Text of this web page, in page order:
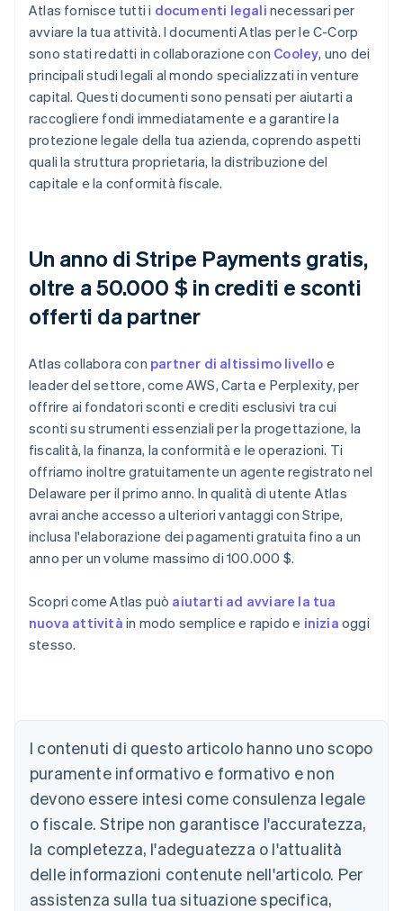
Atlas fornisce tutti i documenti legali necessari per
avviare la tua attività. I documenti Atlas per le C-Corp
sono stati redatti in collaborazione con Cooley, uno dei
principali studi legali al mondo specializzati in venture
capital. Questi documenti sono pensati per aiutarti a
raccogliere fondi immediatamente e a garantire la
protezione legale della tua azienda, coprendo aspetti
quali la struttura proprietaria, la distribuzione del
capitale e la conformità fiscale.
Un anno di Stripe Payments gratis,
oltre a 50.000 $ in crediti e sconti
offerti da partner
Atlas collabora con partner di altissimo livello e
leader del settore, come AWS, Carta e Perplexity, per
offrire ai fondatori sconti e crediti esclusivi tra cui
sconti su strumenti essenziali per la progettazione, la
fiscalità, la finanza, la conformità e le operazioni. Ti
offriamo inoltre gratuitamente un agente registrato nel
Delaware per il primo anno. In qualità di utente Atlas
avrai anche accesso a ulteriori vantaggi con Stripe,
inclusa l'elaborazione dei pagamenti gratuita fino a un
anno per un volume massimo di 100.000 $.
Scopri come Atlas può aiutarti ad avviare la tua
nuova attività in modo semplice e rapido e inizia oggi
stesso.
I contenuti di questo articolo hanno uno scopo
puramente informativo e formativo e non
devono essere intesi come consulenza legale
o fiscale. Stripe non garantisce l'accuratezza,
la completezza, l'adeguatezza o l'attualità
delle informazioni contenute nell'articolo. Per
assistenza sulla tua situazione specifica,
English
Austria
Deutsch English
Belgio
NederlandsFrançaisDeutschEnglish
PortuguêsEnglish
Bulgaria
English
Canada
English Français